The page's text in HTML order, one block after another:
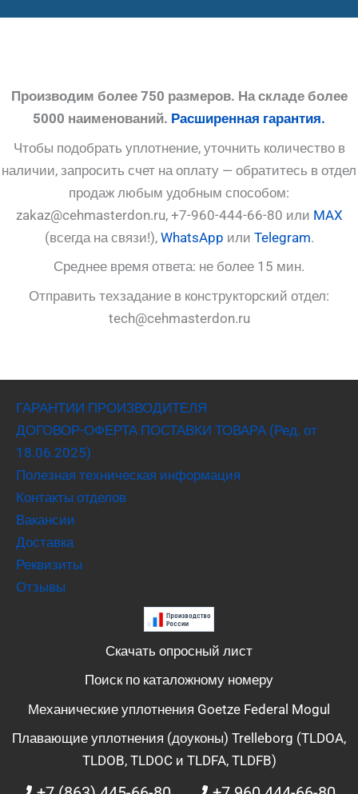
Производим более 750 размеров. На складе более
5000 наименований. Расширенная гарантия.
Чтобы подобрать уплотнение, уточнить количество в
наличии, запросить счет на оплату — обратитесь в отдел
продаж любым удобным способом:
zakaz@cehmasterdon.ru, +7-960-444-66-80 или MAX
(всегда на связи!), WhatsApp или Telegram.
Среднее время ответа: не более 15 мин.
Отправить техзадание в конструкторский отдел:
tech@cehmasterdon.ru
ГАРАНТИИ ПРОИЗВОДИТЕЛЯ
ДОГОВОР-ОФЕРТА ПОСТАВКИ ТОВАРА (Ред. от
18.06.2025)
Полезная техническая информация
Контакты отделов
Вакансии
Доставка
Реквизиты
Отзывы
Скачать опросный лист
Поиск по каталожному номеру
Механические уплотнения Goetze Federal Mogul
Плавающие уплотнения (доуконы) Trelleborg (TLDOA,
TLDOB, TLDOC и TLDFA, TLDFB)